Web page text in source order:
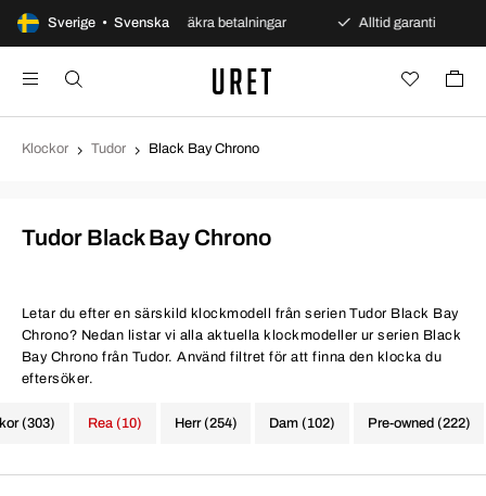
Sverige • Svenska
öppet köp Säkra betalningar Alltid garanti
Klockor Tudor Black Bay Chrono
Tudor Black Bay Chrono
Letar du efter en särskild klockmodell från serien Tudor Black Bay
Chrono? Nedan listar vi alla aktuella klockmodeller ur serien Black
Bay Chrono från Tudor. Använd filtret för att finna den klocka du
eftersöker.
(303) Herr (254) Dam (102) Pre-owned (222)
Rea (10)